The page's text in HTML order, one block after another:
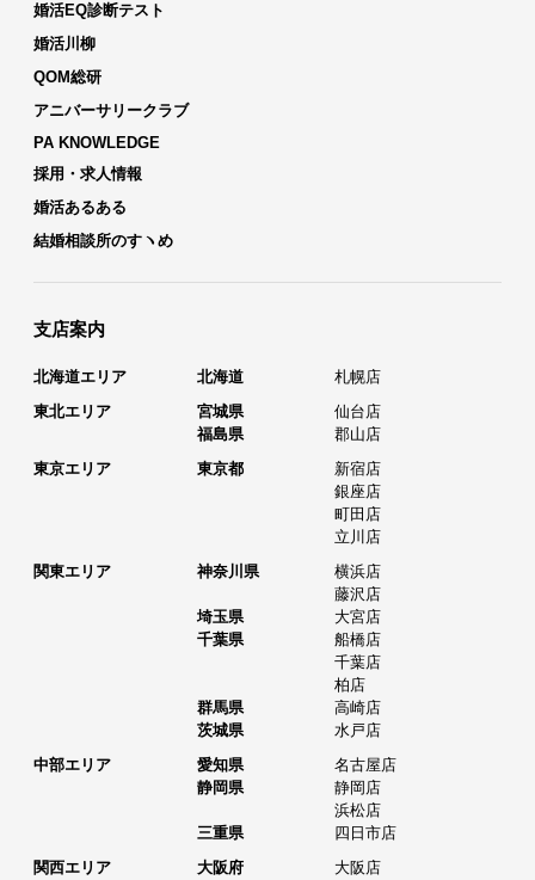
婚活EQ診断テスト
婚活川柳
QOM総研
アニバーサリークラブ
PA KNOWLEDGE
採用・求人情報
婚活あるある
結婚相談所のすヽめ
支店案内
北海道エリア 北海道
札幌店
東北エリア
宮城県
仙台店
福島県
郡山店
東京エリア
東京都
新宿店
銀座店
町田店
立川店
関東エリア
神奈川県
横浜店
藤沢店
埼玉県
大宮店
千葉県
船橋店
千葉店
柏店
群馬県
高崎店
茨城県
水戸店
中部エリア
愛知県
名古屋店
静岡県
静岡店
浜松店
三重県
四日市店
関西エリア
大阪府
大阪店